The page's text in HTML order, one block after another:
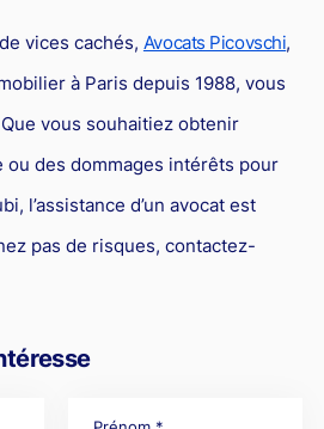
vices cachés, Avocats Picovschi,
à Paris depuis 1988, vous
vous souhaitiez obtenir
ou des dommages intérêts pour
l’assistance d’un avocat est
pas de risques, contactez-